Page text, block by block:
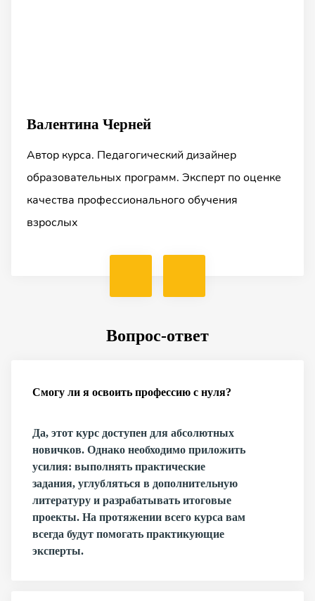
Валентина Черней
Автор курса. Педагогический дизайнер
образовательных программ. Эксперт по оценке
качества профессионального обучения
взрослых
Вопрос-ответ
Смогу ли я освоить профессию с нуля?
Да, этот курс доступен для абсолютных
новичков. Однако необходимо приложить
усилия: выполнять практические
задания, углубляться в дополнительную
литературу и разрабатывать итоговые
проекты. На протяжении всего курса вам
всегда будут помогать практикующие
эксперты.